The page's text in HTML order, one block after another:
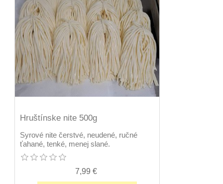
Hruštínske nite 500g
Syrové nite čerstvé, neudené, ručné
ťahané, tenké, menej slané.
7,99 €